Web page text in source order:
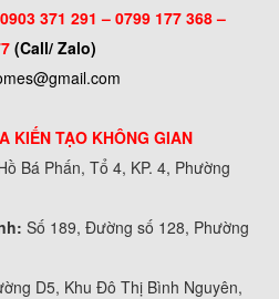
0903 371 291 –0799 177 368 –
(Call/ Zalo)
TẠO KHÔNG GIAN
Bá Phấn, Tổ 4, KP. 4, Phường
Số 189, Đường số 128, Phường
D5, Khu Đô Thị Bình Nguyên,